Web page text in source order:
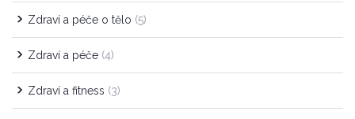
Zdraví a péče o tělo (5)
Zdraví a péče (4)
Zdraví a fitness (3)